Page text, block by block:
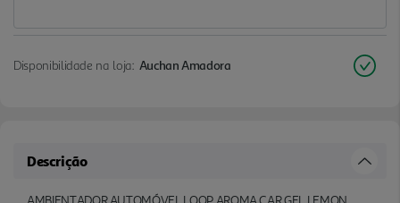
Disponibilidade na loja: Auchan Amadora
Descrição